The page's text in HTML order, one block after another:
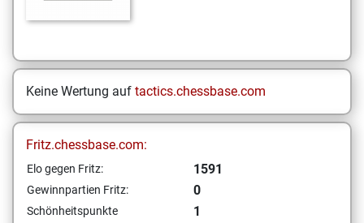
Keine Wertung auf tactics.chessbase.com
Fritz.chessbase.com:
Elo gegen Fritz: 1591
Gewinnpartien Fritz: 0
Schönheitspunkte
1